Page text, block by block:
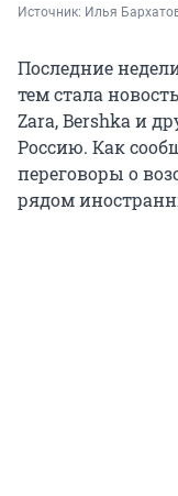
Источник: Илья
Последние
тем стала
Zara, Bershka и
Россию. Как
переговоры о
рядом